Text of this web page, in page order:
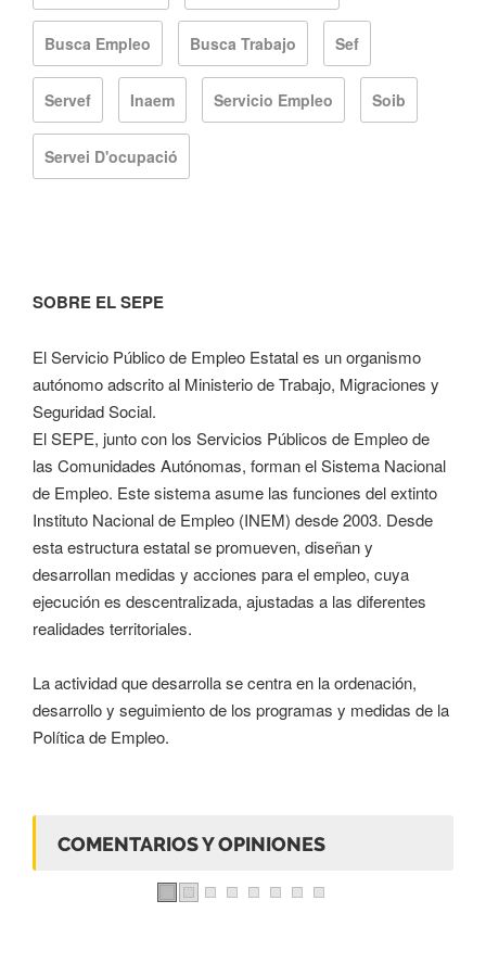
Busca Empleo Busca Trabajo Sef
Servef Inaem Servicio Empleo Soib
Servei D'ocupació
SOBRE EL SEPE
El Servicio Público de Empleo Estatal es un organismo
autónomo adscrito al Ministerio de Trabajo, Migraciones y
Seguridad Social.
El SEPE, junto con los Servicios Públicos de Empleo de
las Comunidades Autónomas, forman el Sistema Nacional
de Empleo. Este sistema asume las funciones del extinto
Instituto Nacional de Empleo (INEM) desde 2003. Desde
esta estructura estatal se promueven, diseñan y
desarrollan medidas y acciones para el empleo, cuya
ejecución es descentralizada, ajustadas a las diferentes
realidades territoriales.
La actividad que desarrolla se centra en la ordenación,
desarrollo y seguimiento de los programas y medidas de la
Política de Empleo.
COMENTARIOS Y OPINIONES